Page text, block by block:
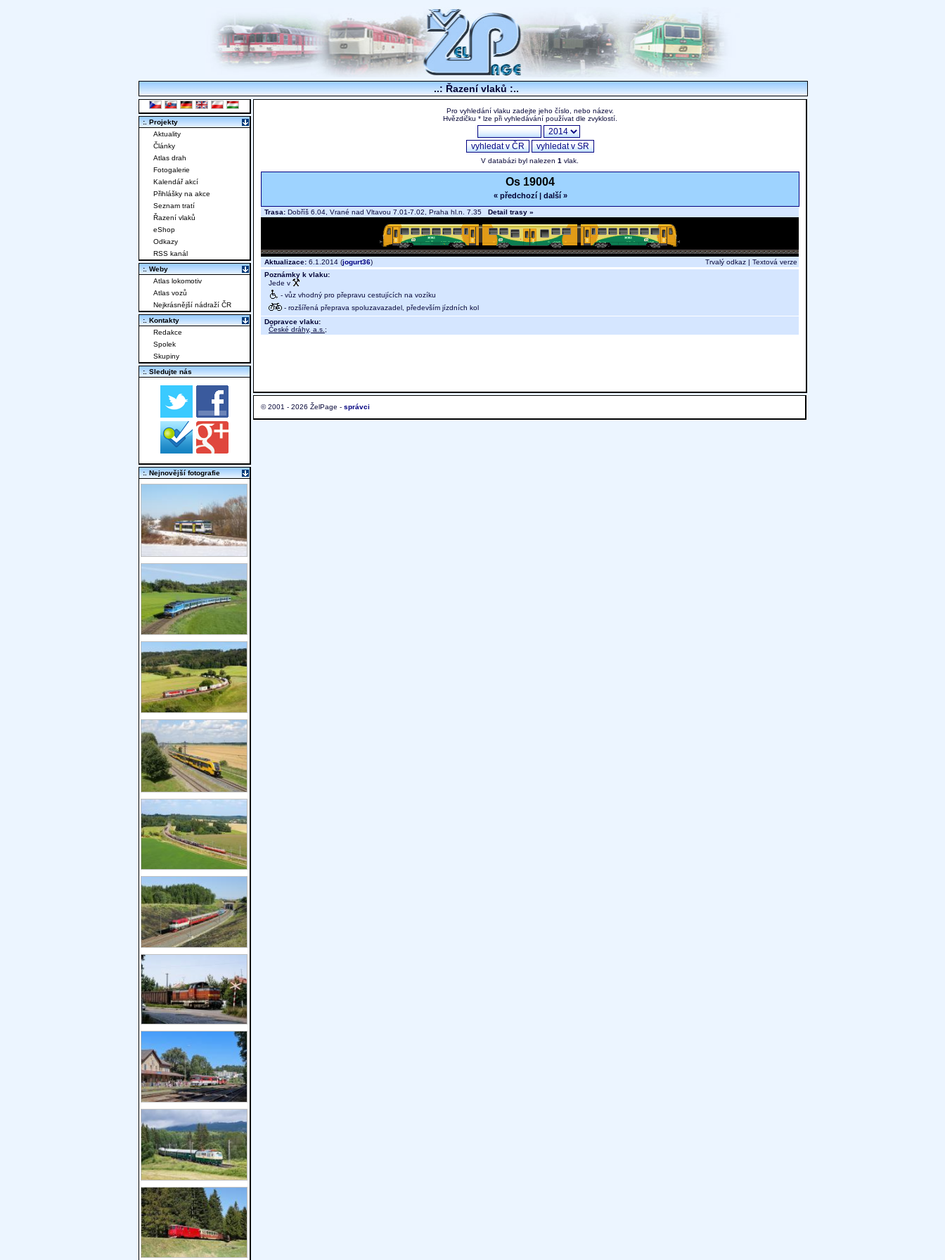
..: Řazení vlaků :..
Pro vyhledání vlaku zadejte jeho číslo, nebo název.
Hvězdičku * lze při vyhledávání používat dle zvyklostí.
V databázi byl nalezen 1 vlak.
Os 19004
« předchozí| další »
Trasa: Dobříš 6.04, Vrané nad Vltavou 7.01-7.02, Praha hl.n. 7.35 Detail trasy »
Aktualizace: 6.1.2014 (jogurt36) Trvalý odkaz | Textová verze
Poznámky k vlaku:
Jede v
- vůz vhodný pro přepravu cestujících na vozíku
- rozšířená přeprava spoluzavazadel, především jízdních kol
Dopravce vlaku:
České dráhy, a.s. ;
© 2001 - 2026 ŽelPage - správci
:. Projekty
Aktuality
Články
Atlas drah
Fotogalerie
Kalendář akcí
Přihlášky na akce
Seznam tratí
Řazení vlaků
eShop
Odkazy
RSS kanál
:. Weby
Atlas lokomotiv
Atlas vozů
Nejkrásnější nádraží ČR
:. Kontakty
Redakce
Spolek
Skupiny
:. Sledujte nás
:. Nejnovější fotografie